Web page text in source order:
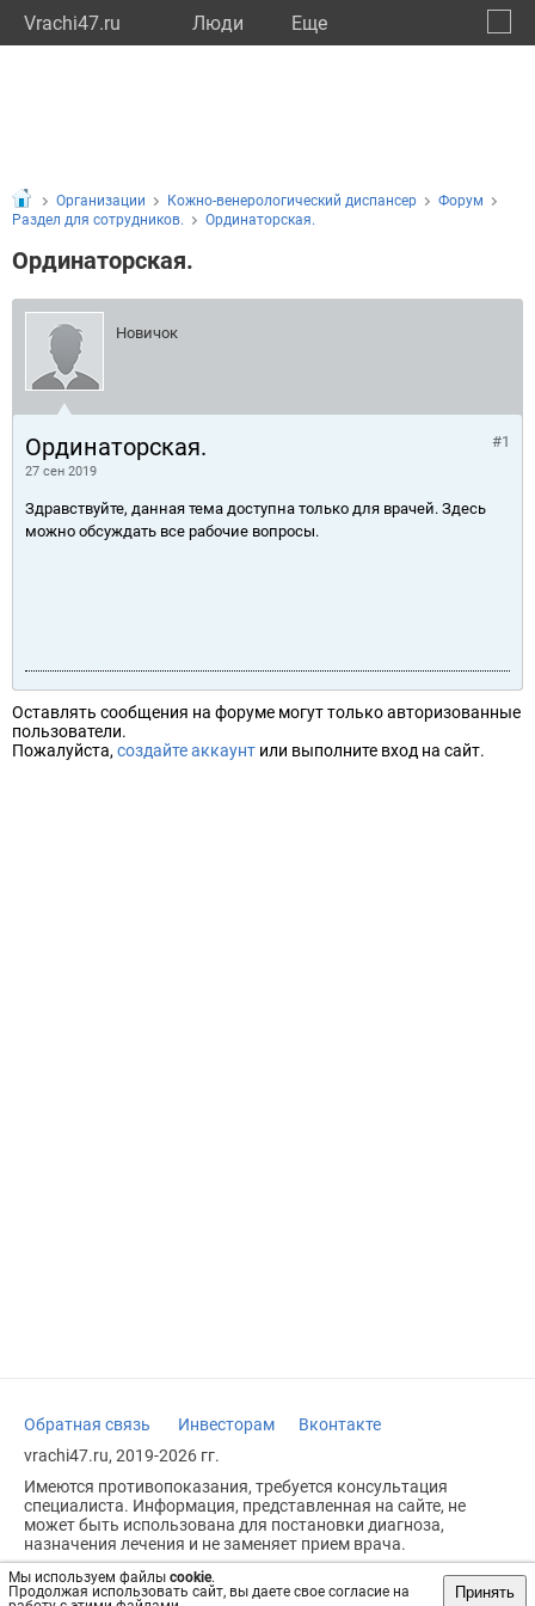
Vrachi47.ru Люди Eще
Мы используем файлы cookie.
Продолжая использовать сайт, вы даете свое согласие на
Принять
Организации Кожно-венерологический диспансер
Форум
Раздел для сотрудников.
Ординаторская.
Ординаторская.
Новичок
Ординаторская.
27 сен 2019
#1
Здравствуйте, данная тема доступна только для врачей. Здесь
можно обсуждать все рабочие вопросы.
Оставлять сообщения на форуме могут только авторизованные
пользователи.
Пожалуйста, создайте аккаунт или выполните вход на сайт.
Обратная связь Инвесторам
Вконтакте
vrachi47.ru, 2019-2026 гг.
Имеются противопоказания, требуется консультация
специалиста. Информация, представленная на сайте, не
может быть использована для постановки диагноза,
назначения лечения и не заменяет прием врача.
Возрастное ограничение: 18+